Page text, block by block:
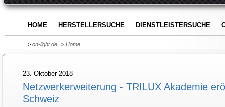
HOME HERSTELLERSUCHE DIENSTLEISTERSUCHE
> on-light.de > Home
23. Oktober 2018
Netzwerkerweiterung - TRILUX Akademie
Schweiz